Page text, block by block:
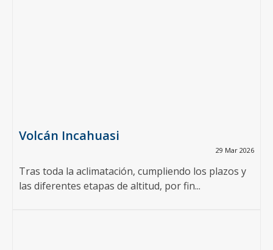
Volcán Incahuasi
29 Mar 2026
Tras toda la aclimatación, cumpliendo los plazos y
las diferentes etapas de altitud, por fin...